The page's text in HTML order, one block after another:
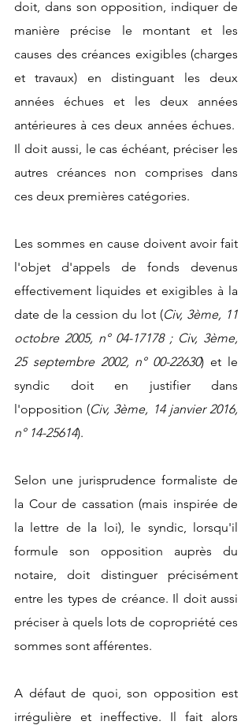
doit, dans son opposition, indiquer de
manière précise le montant et les
causes des créances exigibles (charges
et travaux) en distinguant les deux
années échues et les deux années
antérieures à ces deux années échues.
Il doit aussi, le cas échéant, préciser les
autres créances non comprises dans
ces deux premières catégories.
Les sommes en cause doivent avoir fait
l'objet d'appels de fonds devenus
effectivement liquides et exigibles à la
date de la cession du lot (Civ, 3ème, 11
octobre 2005, n° 04-17178 ; Civ, 3ème,
25 septembre 2002, n° 00-22630) et le
syndic doit en justifier dans
l'opposition (Civ, 3ème, 14 janvier 2016,
n° 14-25614).
Selon une jurisprudence formaliste de
la Cour de cassation (mais inspirée de
la lettre de la loi), le syndic, lorsqu'il
formule son opposition auprès du
notaire, doit distinguer précisément
entre les types de créance. Il doit aussi
préciser à quels lots de copropriété ces
sommes sont afférentes.
A défaut de quoi, son opposition est
irrégulière et ineffective. Il fait alors